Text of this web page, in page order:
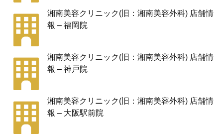
湘南美容クリニック(旧：湘南美容外科) 店舗情
報 – 福岡院
湘南美容クリニック(旧：湘南美容外科) 店舗情
報 – 神戸院
湘南美容クリニック(旧：湘南美容外科) 店舗情
報 – 大阪駅前院